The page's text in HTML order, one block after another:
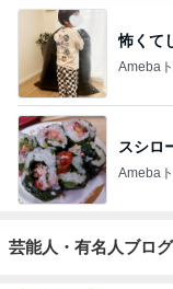
怖くて
Ameba
スシロ
Ameba
芸能人・有名人ブロ